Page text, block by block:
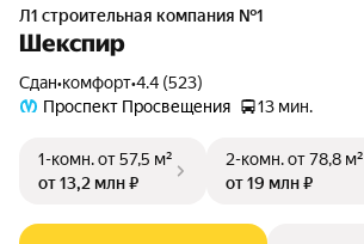
Л1 cтроительная компания №1
Шекспир
Сдан•комфорт•4.4 (523)
Проспект Просвещения
13 мин.
1-комн.от 57,5 м²
от 13,2 млн ₽
2-комн.от 78,8 м²
от 19 млн ₽